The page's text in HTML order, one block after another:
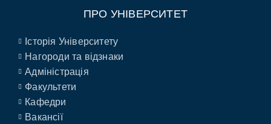
ПРО УНІВЕРСИТЕТ
Історія Університету
Нагороди та відзнаки
Адміністрація
Факультети
Кафедри
Вакансії